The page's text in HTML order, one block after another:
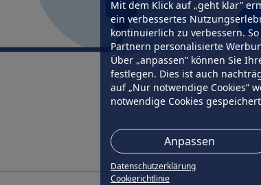
Mit dem Klick auf „geht klar”
ein verbessertes
kontinuierlich zu verbessern.
Partnern personalisierte
Über „anpassen” können Sie
festlegen. Dies ist auch
auf „Nur notwendige Cookies”
notwendige Cookies
Anpassen
Datenschutzerklärung
Cookierichtlinie